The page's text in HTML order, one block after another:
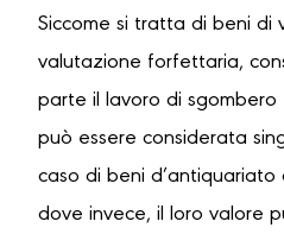
Siccome si tratta di beni di
valutazione forfettaria,
parte il lavoro di
può essere considerata
caso di beni
dove invece, il loro valore